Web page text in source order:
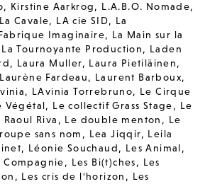
, Kirstine Aarkrog, L.A.B.O. Nomade,
La Cavale, LA cie SID, La
Imaginaire, La Main sur la
La Tournoyante Production, Laden
, Laura Muller, Laura Pietiläinen,
Laurène Fardeau, Laurent Barboux,
, LAvinia Torrebruno, Le Cirque
Végétal, Le collectif Grass Stage, Le
Riva , Le double menton , Le
sans nom , Lea Jiqqir, Leila
, Léonie Souchaud, Les Animal,
Compagnie, Les Bi(t)ches, Les
, Les cris de l'horizon , Les